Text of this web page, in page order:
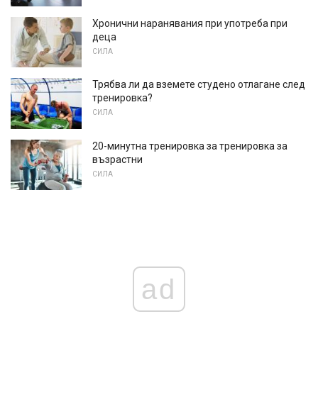
Хронични наранявания при употреба при
деца
СИЛА
Трябва ли да вземете студено отлагане след
тренировка?
СИЛА
20-минутна тренировка за тренировка за
възрастни
СИЛА
ad